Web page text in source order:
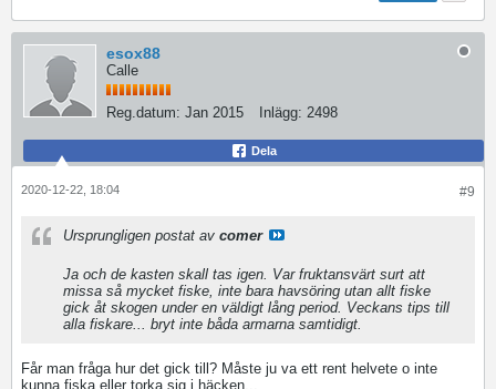
esox88
Calle
Reg.datum: Jan 2015 Inlägg: 2498
Dela
#9
2020-12-22, 18:04
Ursprungligen postat av comer
Ja och de kasten skall tas igen. Var fruktansvärt surt att
missa så mycket fiske, inte bara havsöring utan allt fiske
gick åt skogen under en väldigt lång period. Veckans tips till
alla fiskare... bryt inte båda armarna samtidigt.
Får man fråga hur det gick till? Måste ju va ett rent helvete o inte
kunna fiska eller torka sig i häcken...